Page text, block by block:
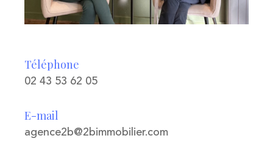
Téléphone
02 43 53 62 05
E-mail
agence2b@2bimmobilier.com